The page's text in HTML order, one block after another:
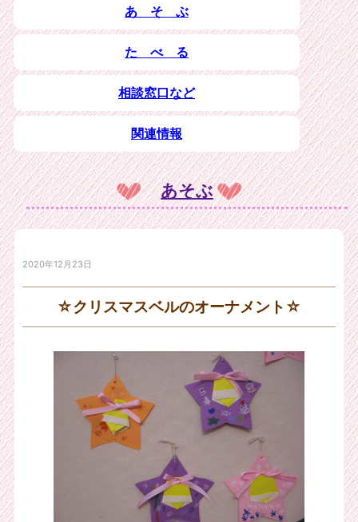
あ そ ぶ
た べ る
相談窓口など
関連情報
あそぶ
2020年12月23日
☆クリスマスベルのオーナメント☆